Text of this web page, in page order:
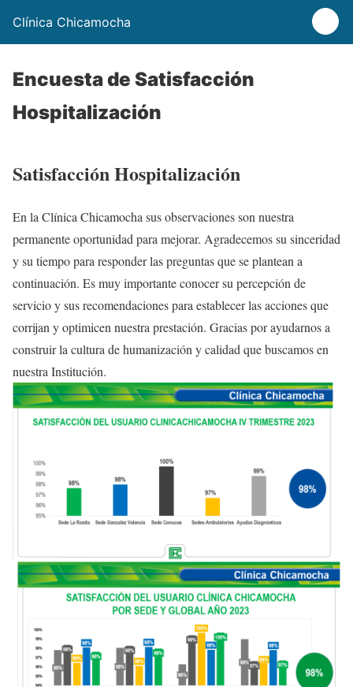
Clínica Chicamocha
Encuesta de Satisfacción
Hospitalización
Satisfacción Hospitalización
En la Clínica Chicamocha sus observaciones son nuestra
permanente oportunidad para mejorar. Agradecemos su sinceridad
y su tiempo para responder las preguntas que se plantean a
continuación. Es muy importante conocer su percepción de
servicio y sus recomendaciones para establecer las acciones que
corrijan y optimicen nuestra prestación. Gracias por ayudarnos a
construir la cultura de humanización y calidad que buscamos en
nuestra Institución.